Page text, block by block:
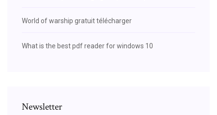
World of warship gratuit télécharger
What is the best pdf reader for windows 10
Newsletter